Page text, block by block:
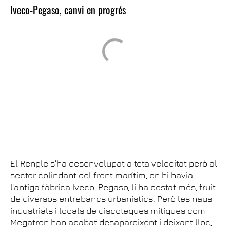
Iveco-Pegaso, canvi en progrés
El Rengle s'ha desenvolupat a tota velocitat però al
sector colindant del front marítim, on hi havia
l'antiga fàbrica Iveco-Pegaso, li ha costat més, fruit
de diversos entrebancs urbanístics. Però les naus
industrials i locals de discoteques mítiques com
Megatron han acabat desapareixent i deixant lloc,